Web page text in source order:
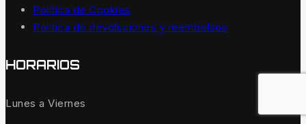
Política de Cookies
Política de devoluciones y reembolsos
HORARIOS
Lunes a Viernes